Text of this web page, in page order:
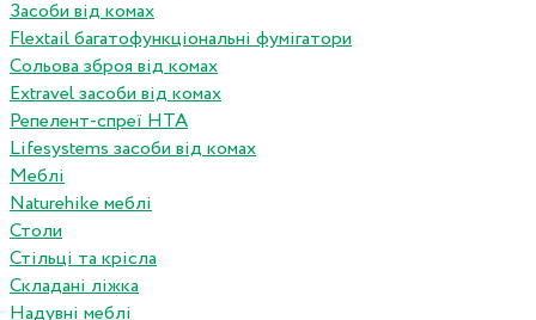
Засоби від комах
Flextail багатофункціональні фумігатори
Сольова зброя від комах
Extravel засоби від комах
Репелент-спреї HTA
Lifesystems засоби від комах
Меблі
Naturehike меблі
Столи
Стільці та крісла
Складані ліжка
Надувні меблі